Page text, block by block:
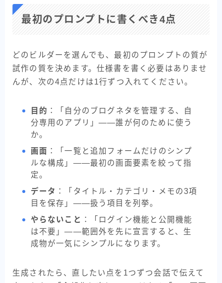
最初のプロンプトに書くべき4点
どのビルダーを選んでも、最初のプロンプトの質が
試作の質を決めます。仕様書を書く必要はありませ
んが、次の4点だけは1行ずつ入れてください。
目的 ：「自分のブログネタを管理する、自
分専用のアプリ」——誰が何のために使う
か。
画面 ：「一覧と追加フォームだけのシンプ
ルな構成」——最初の画面要素を絞って指
定。
データ ：「タイトル・カテゴリ・メモの3項
目を保存」——扱う項目を列挙。
やらないこと ：「ログイン機能と公開機能
は不要」——範囲外を先に宣言すると、生
成物が一気にシンプルになります。
生成されたら、直したい点を1つずつ会話で伝えて